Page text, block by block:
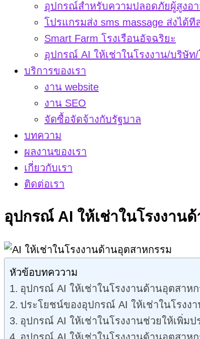
อุปกรณ์สำหรับความปลอดภัยผู้สูงอ
โปรแกรมส่ง sms massage ส่งได้
Smart Farm โรงเรือนอัจฉริยะ
อุปกรณ์ AI ให้เช่าในโรงงาน/บริษัท
บริการของเรา
งาน website
งาน SEO
จัดซื้อจัดจ้างกับรัฐบาล
บทความ
ผลงานของเรา
เกี่ยวกับเรา
ติดต่อเรา
อุปกรณ์ AI ให้เช่าในโรงงาน
หัวข้อบทคววาม
อุปกรณ์ AI ให้เช่าในโรงงานด้านอุตสาห
ประโยชน์ของอุปกรณ์ AI ให้เช่าในโรง
อุปกรณ์ AI ให้เช่าในโรงงานช่วยให้เพิ่ม